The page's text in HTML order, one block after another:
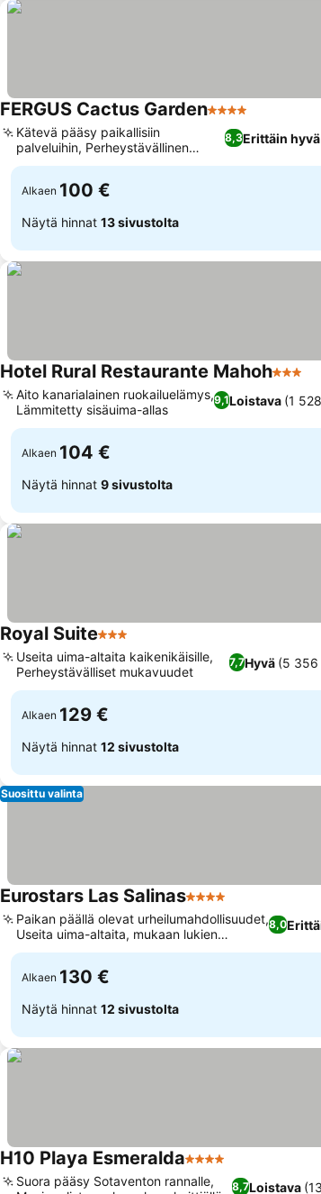
FERGUS Cactus Garden4 Tähtiluokitus
8,3Erittäin hyvä
Kätevä pääsy paikallisiin
palveluihin, Perheystävällinen
lastenkerholla
Alkaen 100 €
Näytä hinnat 13 sivustolta
Hotel Rural Restaurante Mahoh3
9,1Loistava (1
Aito kanarialainen ruokailuelämys,
Lämmitetty sisäuima-allas
Alkaen 104 €
Näytä hinnat 9 sivustolta
Royal Suite3 Tähtiluokitus
7,7Hyvä (5 356
Useita uima-altaita kaikenikäisille,
Perheystävälliset mukavuudet
Alkaen 129 €
Näytä hinnat 12 sivustolta
Suosittu valinta
Eurostars Las Salinas4 Tähtiluokitus
8,0
Paikan päällä olevat urheilumahdollisuudet,
Useita uima-altaita, mukaan lukien
suolavesiallas
Alkaen 130 €
Näytä hinnat 12 sivustolta
H10 Playa Esmeralda4 Tähtiluokitus
8,7Loistava
Suora pääsy Sotaventon rannalle,